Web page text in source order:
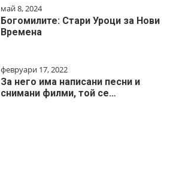
май 8, 2024
Богомилите: Стари Уроци за Нови
Времена
февруари 17, 2022
За него има написани песни и
снимани филми, той се…